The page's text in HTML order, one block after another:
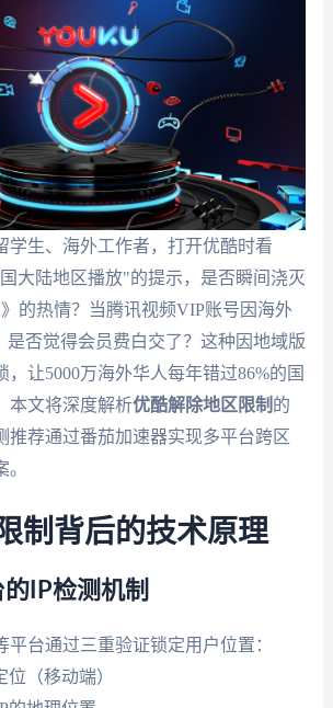
学生、海外工作者，打开优酷时看
大陆地区播放"的提示，是否瞬间浇灭
的热情？当腾讯视频VIP账号因海外
是否觉得会员费白交了？这种因地域版
，让5000万海外华人每年错过86%的国
本文将深度解析优酷解除地区限制 的
推荐通过番茄加速器实现多平台跨区
制背后的技术原理
IP检测机制
平台通过三重验证锁定用户位置：
位（移动端）